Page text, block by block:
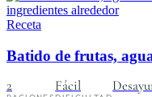
Receta
Batido de frutas,
2
Fácil